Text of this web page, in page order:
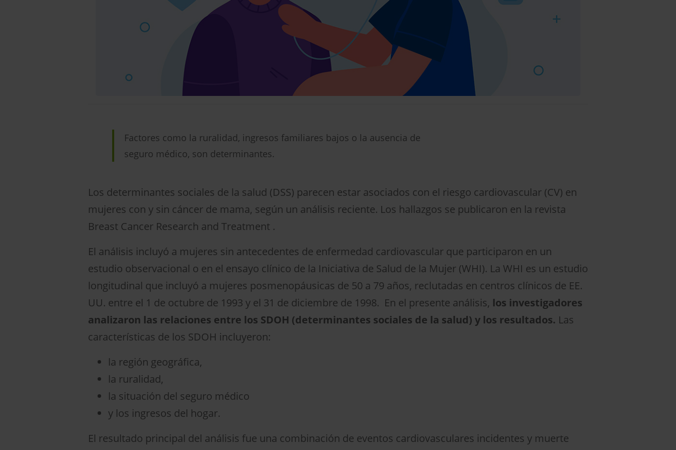
Factores como la ruralidad, ingresos familiares bajos o la ausencia de
seguro médico, son determinantes.
Los determinantes sociales de la salud (DSS) parecen estar asociados con el riesgo cardiovascular (CV) en
mujeres con y sin cáncer de mama, según un análisis reciente. Los hallazgos se publicaron en la revista
Breast Cancer Research and Treatment .
El análisis incluyó a mujeres sin antecedentes de enfermedad cardiovascular que participaron en un
estudio observacional o en el ensayo clínico de la Iniciativa de Salud de la Mujer (WHI). La WHI es un estudio
longitudinal que incluyó a mujeres posmenopáusicas de 50 a 79 años, reclutadas en centros clínicos de EE.
UU. entre el 1 de octubre de 1993 y el 31 de diciembre de 1998. En el presente análisis, los investigadores
analizaron las relaciones entre los SDOH (determinantes sociales de la salud) y los resultados. Las
características de los SDOH incluyeron:
la región geográfica,
la ruralidad,
la situación del seguro médico
y los ingresos del hogar.
El resultado principal del análisis fue una combinación de eventos cardiovasculares incidentes y muerte